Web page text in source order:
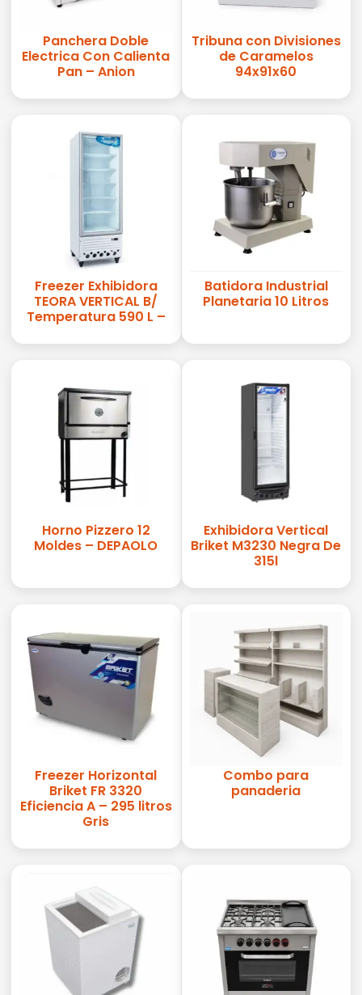
Panchera Doble
Electrica Con Calienta
Pan – Anion
Tribuna con Divisiones
de Caramelos
94x91x60
Freezer Exhibidora
TEORA VERTICAL B/
Temperatura 590 L –
Batidora Industrial
Planetaria 10 Litros
Horno Pizzero 12
Moldes – DEPAOLO
Exhibidora Vertical
Briket M3230 Negra De
315l
Freezer Horizontal
Briket FR 3320
Eficiencia A – 295 litros
Gris
Combo para
panaderia